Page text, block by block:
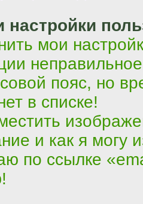
мои
пояс, но
в списке!
и как я могу
по ссылке